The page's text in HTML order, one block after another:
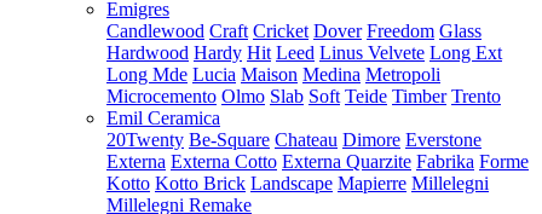
Emigres
Candlewood Craft Cricket Dover Freedom Glass
Hardwood Hardy Hit Leed Linus Velvete Long Ext
Long Mde Lucia Maison Medina Metropoli
Microcemento Olmo Slab Soft Teide Timber Trento
Emil Ceramica
20Twenty Be-Square Chateau Dimore Everstone
Externa Externa Cotto Externa Quarzite Fabrika Forme
Kotto Kotto Brick Landscape Mapierre Millelegni
Millelegni Remake